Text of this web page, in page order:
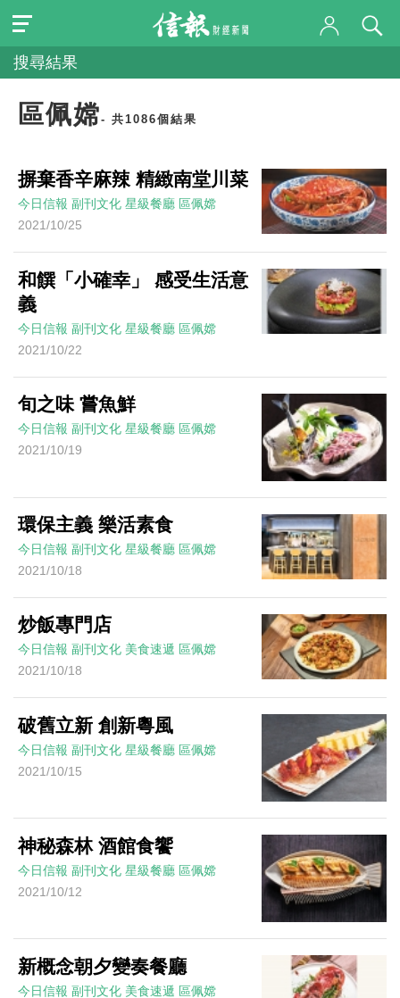
搜尋結果
區佩嫦- 共1086個結果
摒棄香辛麻辣 精緻南堂川菜
今日信報 副刊文化 星級餐廳 區佩嫦
2021/10/25
和饌「小確幸」 感受生活意
義
今日信報 副刊文化 星級餐廳 區佩嫦
2021/10/22
旬之味 嘗魚鮮
今日信報 副刊文化 星級餐廳 區佩嫦
2021/10/19
環保主義 樂活素食
今日信報 副刊文化 星級餐廳 區佩嫦
2021/10/18
炒飯專門店
今日信報 副刊文化 美食速遞 區佩嫦
2021/10/18
破舊立新 創新粵風
今日信報 副刊文化 星級餐廳 區佩嫦
2021/10/15
神秘森林 酒館食饗
今日信報 副刊文化 星級餐廳 區佩嫦
2021/10/12
新概念朝夕變奏餐廳
今日信報 副刊文化 美食速遞 區佩嫦